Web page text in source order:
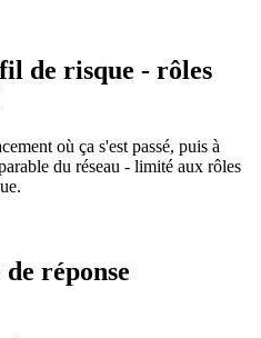
de risque - rôles
où ça s'est passé, puis à
du réseau - limité aux rôles
réponse